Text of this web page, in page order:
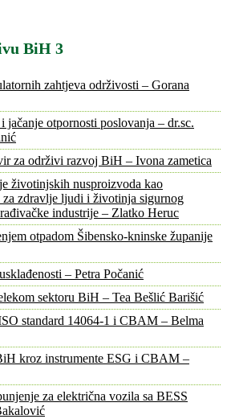
BiH 3
zahtjeva održivosti – Gorana
jačanje otpornosti poslovanja – dr.sc.
za održivi razvoj BiH – Ivona zametica
životinjskih nusproizvoda kao
zdravlje ljudi i životinja sigurnog
industrije – Zlatko Heruc
otpadom Šibensko-kninske županije
– Petra Počanić
sektoru BiH – Tea Bešlić Barišić
standard 14064-1 i CBAM – Belma
kroz instrumente ESG i CBAM –
za električna vozila sa BESS